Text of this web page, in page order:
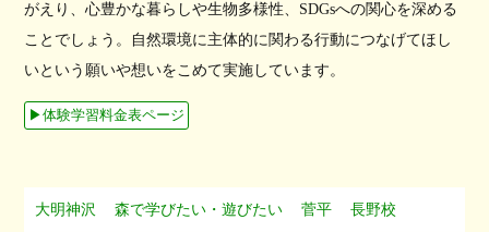
がえり、心豊かな暮らしや生物多様性、SDGsへの関心を深める
ことでしょう。自然環境に主体的に関わる行動につなげてほし
いという願いや想いをこめて実施しています。
▶︎体験学習料金表ページ
大明神沢 森で学びたい・遊びたい 菅平 長野校